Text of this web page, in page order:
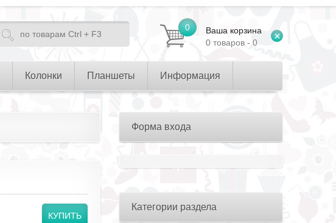
0
Ваша корзина
0 товаров - 0
Колонки Планшеты Информация
Форма входа
Категории раздела